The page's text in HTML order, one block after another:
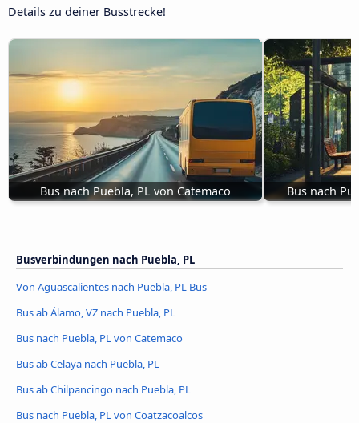
Details zu deiner Busstrecke!
Bus nach Puebla, PL von Catemaco Bus nach
Busverbindungen nach Puebla, PL
Von Aguascalientes nach Puebla, PL Bus
Bus ab Álamo, VZ nach Puebla, PL
Bus nach Puebla, PL von Catemaco
Bus ab Celaya nach Puebla, PL
Bus ab Chilpancingo nach Puebla, PL
Bus nach Puebla, PL von Coatzacoalcos